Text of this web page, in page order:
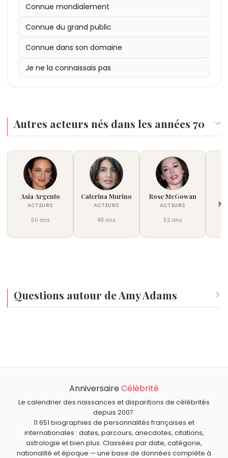
Connue mondialement
Connue du grand public
Connue dans son domaine
Je ne la connaissais pas
Autres acteurs nés dans les années 70
Asia Argento
ACTEURS
50 ans
Caterina Murino
ACTEURS
48 ans
Rose McGowan
ACTEURS
52 ans
Questions autour de Amy Adams
Leonardo DiCaprio,Eva Mendes,Elizabeth Banks
BalketJoaquin Phoenixsont nés en 1974.
Quels acteurs américains sont du signe Lion comme Amy
Adams ?
Patrick Swayze Robert Redford,Sam Elliott
Arnold
SchwarzeneggeretBen Afflecksont du signe Lion.
AnniversaireCélébrité
Le calendrier des naissances et disparitions de célébrités
depuis 2007.
11 651 biographies de personnalités françaises et
internationales : dates, parcours, anecdotes, citations,
astrologie et bien plus. Classées par date, catégorie,
nationalité et époque — une base de données complète à